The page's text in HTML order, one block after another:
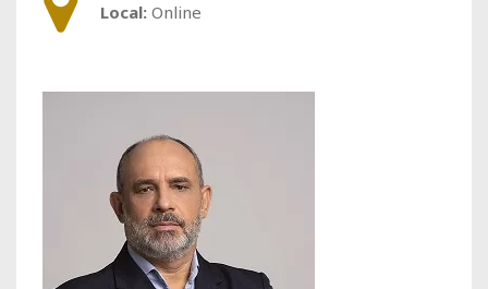
Local: Online